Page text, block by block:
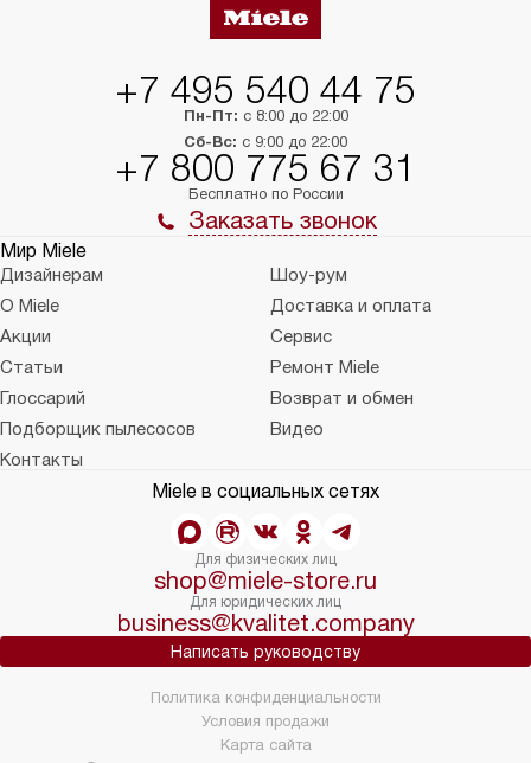
+7 495 540 44 75
Пн-Пт: с 8:00 до 22:00
Сб-Вс: с 9:00 до 22:00
+7 800 775 67 31
Бесплатно по России
Заказать звонок
Мир Miele
Дизайнерам
Шоу-рум
О Miele
Доставка и оплата
Акции
Сервис
Статьи
Ремонт Miele
Глоссарий
Возврат и обмен
Подборщик пылесосов
Видео
Контакты
Miele в социальных сетях
Для физических лиц
shop@miele-store.ru
Для юридических лиц
business@kvalitet.company
Написать руководству
Политика конфиденциальности
Условия продажи
Карта сайта